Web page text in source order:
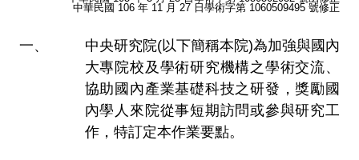
中華民國 106 年 11 月 27 日學術字第 1060509495 號修正
中央研究院(以下簡稱本院)為加強與國內
大專院校及學術研究機構之學術交流、
協助國內產業基礎科技之研發，獎勵國
內學人來院從事短期訪問或參與研究工
作，特訂定本作業要點。